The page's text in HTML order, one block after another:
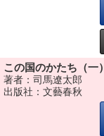
この国のかたち（一）
著者：司馬遼太郎
出版社：文藝春秋